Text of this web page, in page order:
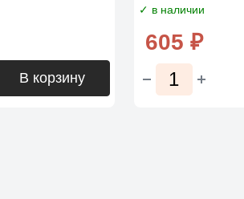
В корзину
✓ в наличии
605 ₽